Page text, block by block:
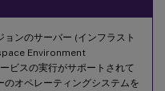
ンのサーバー (インフラスト
Environment
ビスの実行がサポートされて
オペレーティングシステムを